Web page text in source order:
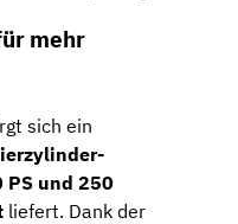
mehr
sich ein
PS und 250
liefert. Dank der